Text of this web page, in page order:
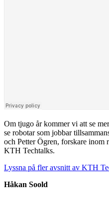
Om tjugo år kommer vi att se
se robotar som jobbar
och Petter Ögren, forskare inom
KTH Techtalks.
Lyssna på fler avsnitt av KTH
Håkan Soold